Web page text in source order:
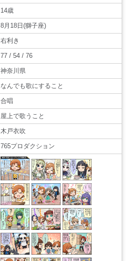
14歳
8月18日(獅子座)
右利き
77 / 54 / 76
神奈川県
なんでも歌にすること
合唱
屋上で歌うこと
木戸衣吹
765プロダクション